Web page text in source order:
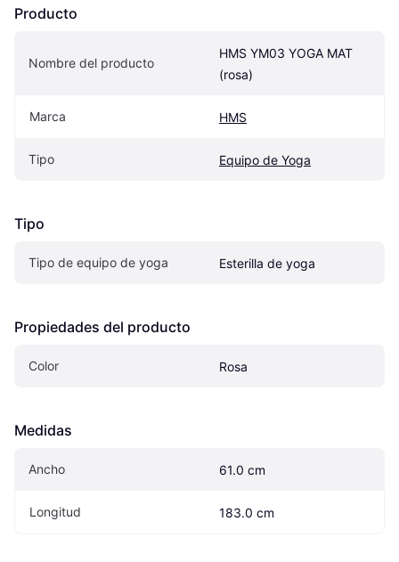
Producto
Nombre del producto
HMS YM03 YOGA MAT
(rosa)
Marca HMS
Tipo Equipo de Yoga
Tipo
Tipo de equipo de yoga Esterilla de yoga
Propiedades del producto
Color Rosa
Medidas
Ancho 61.0 cm
Longitud 183.0 cm